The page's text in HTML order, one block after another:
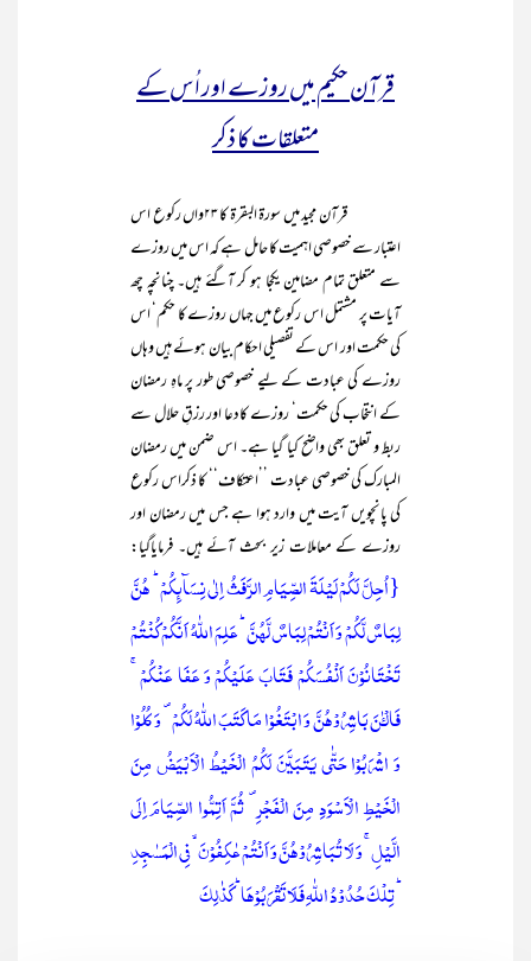
قرآن حکیم میں روزے اور اُس کے
متعلقات کا ذکر
قرآن مجید میں سورۃ البقرۃ کا ۲۳واں رکوع اس
اعتبار سے خصوصی اہمیت کا حامل ہے کہ اس میں روزے
سے متعلق تمام مضامین یکجا ہو کر آگئے ہیں۔ چنانچہ چھ
آیات پر مشتمل اس رکوع میں جہاں روزے کا حکم‘ اس
کی حکمت اور اس کے تفصیلی احکام بیان ہوئے ہیں وہاں
روزے کی عبادت کے لیے خصوصی طور پر ماہِ رمضان
کے انتخاب کی حکمت‘ روزے کادعا اور رزقِ حلال سے
ربط و تعلق بھی واضح کیا گیا ہے۔ اس ضمن میں رمضان
المبارک کی خصوصی عبادت ’’اعتکاف‘‘ کا ذکراس رکوع
کی پانچویں آیت میں وارد ہوا ہے جس میں رمضان اور
روزے کے معاملات زیر بحث آئے ہیں۔فرمایاگیا:
{اُحِلَّ لَکُمۡ لَیۡلَۃَ الصِّیَامِ الرَّفَثُ اِلٰی نِسَآئِکُمۡ ؕ ہُنَّ
لِبَاسٌ لَّکُمۡ وَ اَنۡتُمۡ لِبَاسٌ لَّہُنَّ ؕ عَلِمَ اللّٰہُ اَنَّکُمۡ کُنۡتُمۡ
تَخۡتَانُوۡنَ اَنۡفُسَکُمۡ فَتَابَ عَلَیۡکُمۡ وَ عَفَا عَنۡکُمۡ ۚ
فَالۡـٰٔنَ بَاشِرُوۡہُنَّ وَ ابۡتَغُوۡا مَا کَتَبَ اللّٰہُ لَکُمۡ ۪ وَ کُلُوۡا
وَ اشۡرَبُوۡا حَتّٰی یَتَبَیَّنَ لَکُمُ الۡخَیۡطُ الۡاَبۡیَضُ مِنَ
الۡخَیۡطِ الۡاَسۡوَدِ مِنَ الۡفَجۡرِ۪ ثُمَّ اَتِمُّوا الصِّیَامَ اِلَی
الَّیۡلِ ۚ وَ لَا تُبَاشِرُوۡہُنَّ وَ اَنۡتُمۡ عٰکِفُوۡنَ ۙ فِی الۡمَسٰجِدِ
ؕ تِلۡکَ حُدُوۡدُ اللّٰہِ فَلَاتَقۡرَبُوۡہَا ؕ کَذٰلِکَ